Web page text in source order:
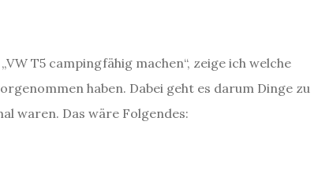
T5 campingfähig machen“, zeige ich welche
haben. Dabei geht es darum Dinge zu
waren. Das wäre Folgendes: